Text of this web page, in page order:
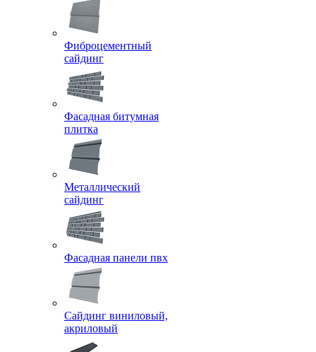
Фиброцементный
сайдинг
Фасадная битумная
плитка
Металлический
сайдинг
Фасадная панели пвх
Сайдинг виниловый,
акриловый